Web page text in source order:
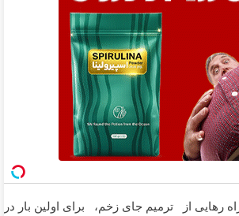
رهایی از
ترمیم جای زخم،
برای اولین بار در